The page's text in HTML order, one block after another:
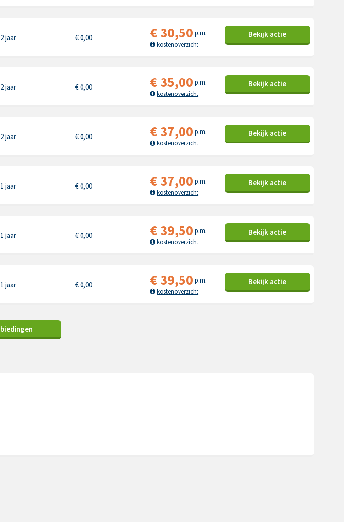
2 jaar €0,00 €30,50 p.m.
kostenoverzicht
Bekijk actie
2 jaar €0,00 €35,00 p.m.
kostenoverzicht
Bekijk actie
2 jaar €0,00 €37,00 p.m.
kostenoverzicht
Bekijk actie
1 jaar €0,00 €37,00 p.m.
kostenoverzicht
Bekijk actie
1 jaar €0,00 €39,50 p.m.
kostenoverzicht
Bekijk actie
1 jaar €0,00 €39,50 p.m.
kostenoverzicht
Bekijk actie